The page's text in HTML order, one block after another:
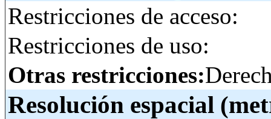
Restricciones de acceso:
Restricciones de uso:
Otras restricciones:
Resolución espacial